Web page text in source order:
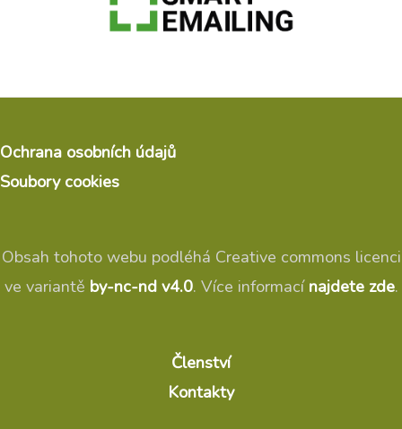
Ochrana osobních údajů
Soubory cookies
Obsah tohoto webu podléhá Creative commons licenci
ve variantě by-nc-nd v4.0. Více informací najdete zde.
Členství
Kontakty